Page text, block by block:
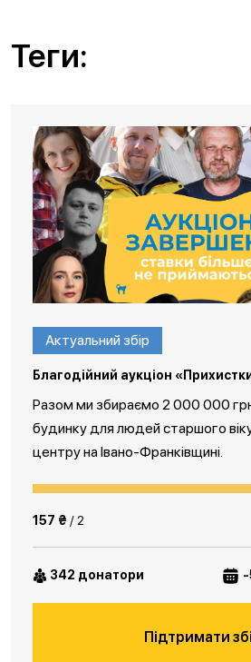
Теги:
Актуальний збір
Благодійний аукціон
Разом ми збираємо 2 000 000
будинку для людей старшого
центру на Івано-Франківщині.
157 ₴ / 2
342 донатори -
Підтримати